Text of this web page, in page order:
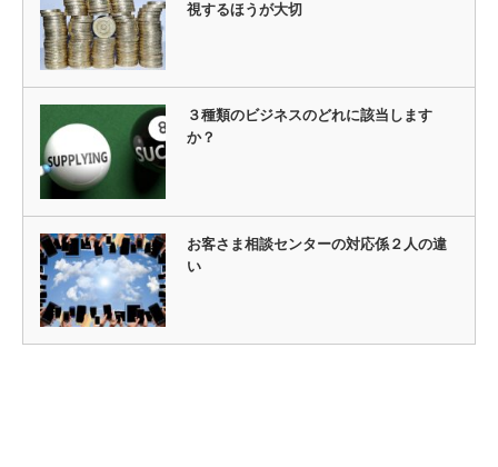
視するほうが大切
３種類のビジネスのどれに該当します
か？
お客さま相談センターの対応係２人の違
い